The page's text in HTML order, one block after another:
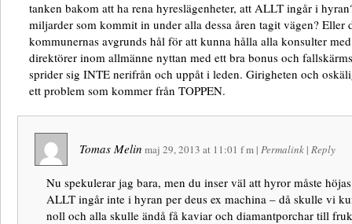
tanken bakom att ha rena hyreslägenheter, att ALLT ingår i
miljarder som kommit in under alla dessa åren tagit vägen? Eller
kommunernas avgrunds hål för att kunna hålla alla konsulter
direktörer inom allmänne nyttan med ett bra bonus och
sprider sig INTE nerifrån och uppåt i leden. Girigheten och
ett problem som kommer från TOPPEN.
Tomas Melin maj 29, 2013 at 11:01 f m | Permalink | Reply
Nu spekulerar jag bara, men du inser väl att hyror måste
ALLT ingår inte i hyran per deus ex machina – då skulle vi
noll och alla skulle ändå få kaviar och diamantporchar till